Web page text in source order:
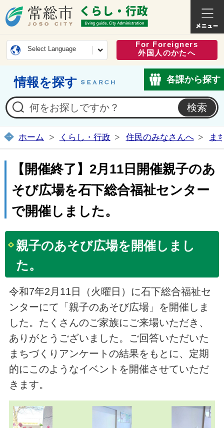
常総市公式ホームページ
くらし
Select Language
For Foreigners
外国人のかたへ
情報を探す 各課から探す
ホーム くらし・行政 住民のみなさんへ ま
【開催終了】2月11日開催親子のあ
そび広場を石下総合福祉センター
で開催しました。
親子のあそび広場を開催しまし
た。
令和7年2月11日（火曜日）に石下総合福祉セ
ンターにて「親子のあそび広場」を開催しま
した。たくさんのご家族にご来場いただき、
ありがとうございました。ご回答いただいた
まちづくりアンケートの結果をもとに、定期
的にこのようなイベントを開催させていただ
きます。